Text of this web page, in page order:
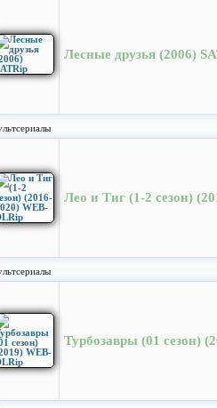
Лесные друзья (2006)
Лео и Тиг (1-2 сезон)
Турбозавры (01 сезон)